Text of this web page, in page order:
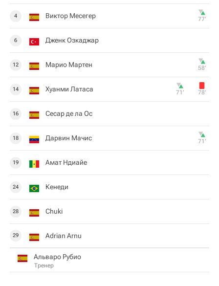
4 Виктор Месегер 77‎’‎
6 Дженк Озкаджар
12 Марио Мартен 58‎’‎
14 Хуанми Латаса 71‎’‎ 78‎’‎
16 Сесар де ла Ос
18 Дарвин Мачис 71‎’‎
19 Амат Ндиайе
24 Кенеди
28 Chuki
29 Adrian Arnu
Альваро Рубио
Тренер